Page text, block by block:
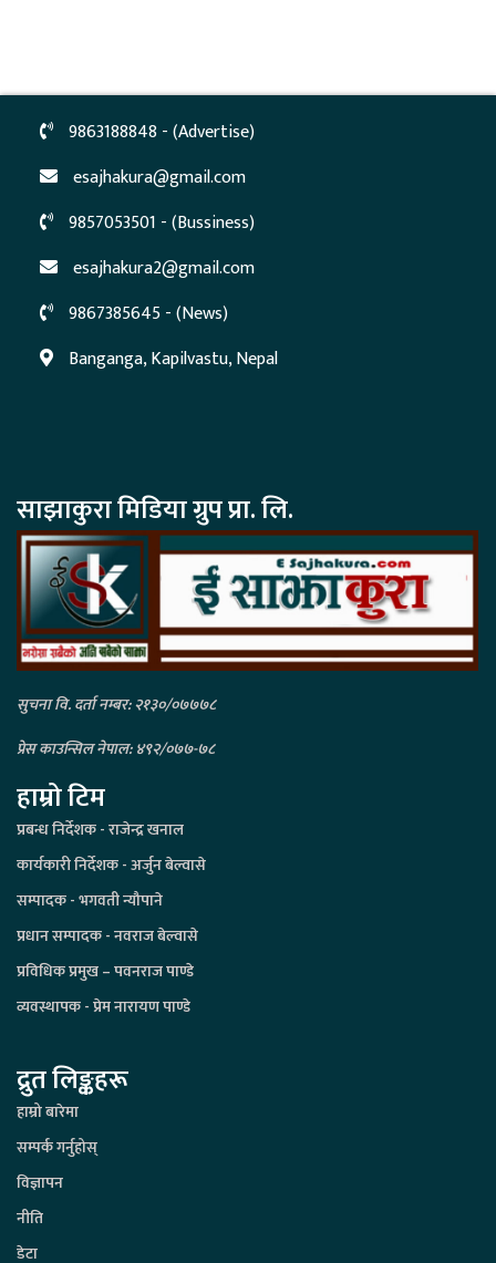
9863188848 - (Advertise)
esajhakura@gmail.com
9857053501 - (Bussiness)
esajhakura2@gmail.com
9867385645 - (News)
Banganga, Kapilvastu, Nepal
साझाकुरा मिडिया ग्रुप प्रा. लि.
सुचना वि. दर्ता नम्बर: २१३०/०७७७८
प्रेस काउन्सिल नेपाल: ४९२/०७७-७८
हाम्रो टिम
प्रबन्ध निर्देशक - राजेन्द्र खनाल
कार्यकारी निर्देशक - अर्जुन बेल्वासे
सम्पादक - भगवती न्यौपाने
प्रधान सम्पादक - नवराज बेल्वासे
प्रविधिक प्रमुख – पवनराज पाण्डे
व्यवस्थापक - प्रेम नारायण पाण्डे
द्रुत लिङ्कहरू
हाम्रो बारेमा
सम्पर्क गर्नुहोस्
विज्ञापन
नीति
डेटा